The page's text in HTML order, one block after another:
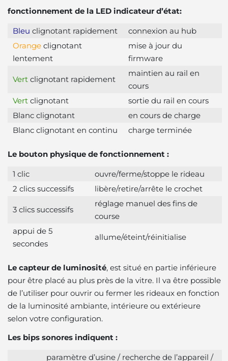
fonctionnement de la LED indicateur d’état:
Bleu clignotant rapidement
connexion au hub
Orange clignotant
lentement
mise à jour du
firmware
Vert clignotant rapidement
maintien au rail en
cours
Vert clignotant
sortie du rail en cours
Blanc clignotant
en cours de charge
Blanc clignotant en continu
charge terminée
Le bouton physique de fonctionnement :
1 clic
ouvre/ferme/stoppe le rideau
2 clics successifs
libère/retire/arrête le crochet
3 clics successifs
réglage manuel des fins de
course
appui de 5
secondes
allume/éteint/réinitialise
Le capteur de luminosité, est situé en partie inférieure
pour être placé au plus près de la vitre. Il va être possible
de l’utiliser pour ouvrir ou fermer les rideaux en fonction
de la luminosité ambiante, intérieure ou extérieure
selon votre configuration.
Les bips sonores indiquent :
paramètre d’usine / recherche de l’appareil /